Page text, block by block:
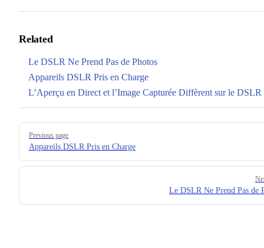
Related
Le DSLR Ne Prend Pas de Photos
Appareils DSLR Pris en Charge
L’Aperçu en Direct et l’Image Capturée Diffèrent sur le DSLR
Pager
Previous page
Appareils DSLR Pris en Charge
Le DSLR Ne Prend Pas de